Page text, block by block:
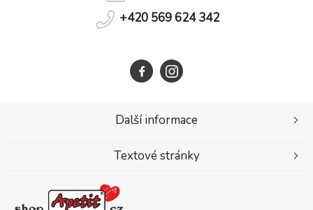
+420 569 624 342
Další informace
Textové stránky